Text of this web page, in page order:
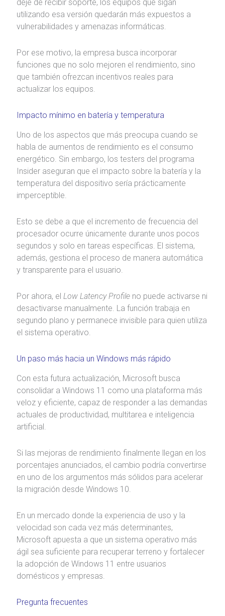
deje de recibir soporte, los equipos que sigan
utilizando esa versión quedarán más expuestos a
vulnerabilidades y amenazas informáticas.
Por ese motivo, la empresa busca incorporar
funciones que no solo mejoren el rendimiento, sino
que también ofrezcan incentivos reales para
actualizar los equipos.
Impacto mínimo en batería y temperatura
Uno de los aspectos que más preocupa cuando se
habla de aumentos de rendimiento es el consumo
energético. Sin embargo, los testers del programa
Insider aseguran que el impacto sobre la batería y la
temperatura del dispositivo sería prácticamente
imperceptible.
Esto se debe a que el incremento de frecuencia del
procesador ocurre únicamente durante unos pocos
segundos y solo en tareas específicas. El sistema,
además, gestiona el proceso de manera automática
y transparente para el usuario.
Por ahora, el Low Latency Profileno puede activarse ni
desactivarse manualmente. La función trabaja en
segundo plano y permanece invisible para quien utiliza
el sistema operativo.
Un paso más hacia un Windows más rápido
Con esta futura actualización, Microsoft busca
consolidar a Windows 11 como una plataforma más
veloz y eficiente, capaz de responder a las demandas
actuales de productividad, multitarea e inteligencia
artificial.
Si las mejoras de rendimiento finalmente llegan en los
porcentajes anunciados, el cambio podría convertirse
en uno de los argumentos más sólidos para acelerar
la migración desde Windows 10.
En un mercado donde la experiencia de uso y la
velocidad son cada vez más determinantes,
Microsoft apuesta a que un sistema operativo más
ágil sea suficiente para recuperar terreno y fortalecer
la adopción de Windows 11 entre usuarios
domésticos y empresas.
Pregunta frecuentes